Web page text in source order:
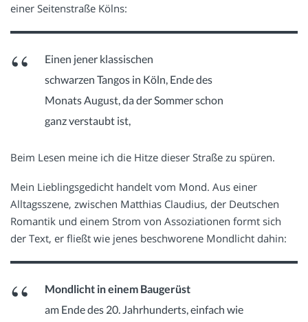
einer Seitenstraße Kölns:
Einen jener klassischen
schwarzen Tangos in Köln, Ende des
Monats August, da der Sommer schon
ganz verstaubt ist,
Beim Lesen meine ich die Hitze dieser Straße zu spüren.
Mein Lieblingsgedicht handelt vom Mond. Aus einer
Alltagsszene, zwischen Matthias Claudius, der Deutschen
Romantik und einem Strom von Assoziationen formt sich
der Text, er fließt wie jenes beschworene Mondlicht dahin:
Mondlicht in einem Baugerüst
am Ende des 20. Jahrhunderts, einfach wie